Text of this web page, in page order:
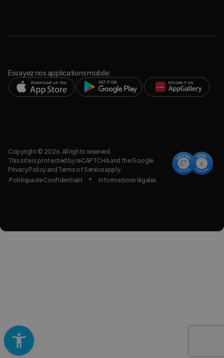
Essayez nos applications mobile:
Copyright © 2026. All rights reserved.
This site is protected by reCAPTCHA and the Google
Privacy Policyand Terms of Serviceapply.
Politique de Confidentialit
Informations légales